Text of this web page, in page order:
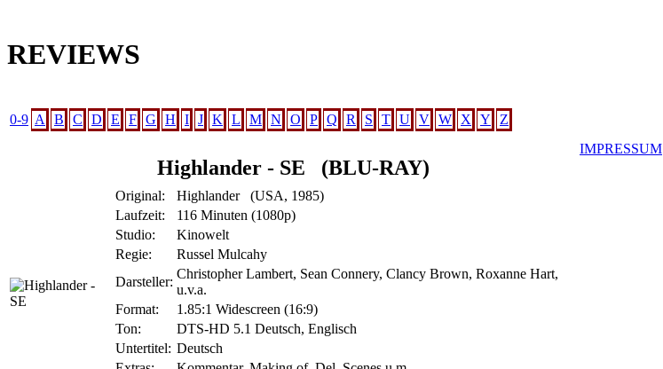
REVIEWS
0-9 A B C D E F G H I J K L M N O P Q R S T U V W X Y Z
Highlander - SE (BLU-RAY)
Original:
Highlander (USA, 1985)
Laufzeit:
116 Minuten (1080p)
Studio:
Kinowelt
Regie:
Russel Mulcahy
Darsteller:
Christopher Lambert, Sean Connery, Clancy Brown, Roxanne Hart,
u.v.a.
Format:
1.85:1 Widescreen (16:9)
Ton:
DTS-HD 5.1 Deutsch, Englisch
Untertitel: Deutsch
IMPRESSUM